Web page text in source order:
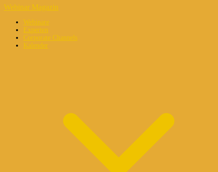
Webinar Magazin
Webinare
Experten
Corporate Channels
Kalender